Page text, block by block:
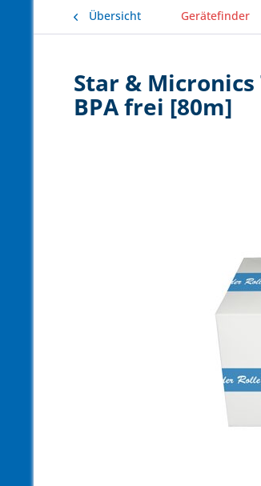
Übersicht Gerätefinder
Star &
BPA frei [80m]